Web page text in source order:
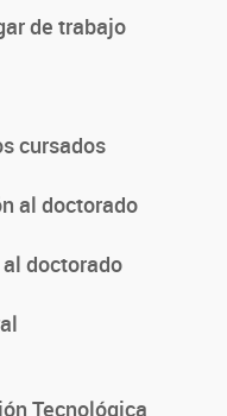
de trabajo
cursados
al doctorado
doctorado
Tecnológica